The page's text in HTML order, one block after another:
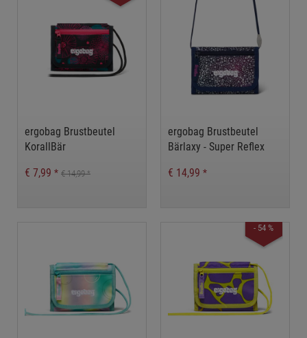
ergobag Brustbeutel
KorallBär
€ 7,99 * € 14,99*
ergobag Brustbeutel
Bärlaxy - Super Reflex
€ 14,99 *
- 54 %